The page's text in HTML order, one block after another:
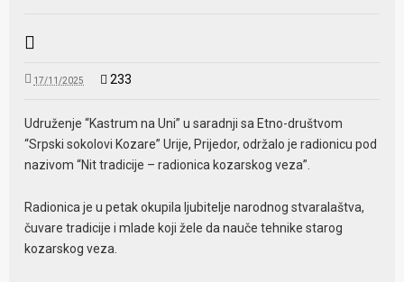
17/11/2025 233
Udruženje “Kastrum na Uni” u saradnji sa Etno-društvom
“Srpski sokolovi Kozare” Urije, Prijedor, održalo je radionicu pod
nazivom “Nit tradicije – radionica kozarskog veza”.
Radionica je u petak okupila ljubitelje narodnog stvaralaštva,
čuvare tradicije i mlade koji žele da nauče tehnike starog
kozarskog veza.